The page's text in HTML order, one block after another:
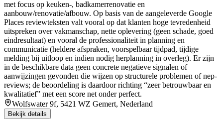
met focus op keuken-, badkamerrenovatie en
aanbouw/renovatie/afbouw. Op basis van de aangeleverde Google
Places reviewteksten valt vooral op dat klanten hoge tevredenheid
uitspreken over vakmanschap, nette oplevering (geen schade, goed
eindresultaat) en vooral de professionaliteit in planning en
communicatie (heldere afspraken, voorspelbaar tijdpad, tijdige
melding bij uitloop en indien nodig herplanning in overleg). Er zijn
in de beschikbare data geen concrete negatieve signalen of
aanwijzingen gevonden die wijzen op structurele problemen of nep-
reviews; de beoordeling is daardoor richting “zeer betrouwbaar en
kwalitatief” met een score net onder perfect.
Wolfswater 9f, 5421 WZ Gemert, Nederland
Bekijk details